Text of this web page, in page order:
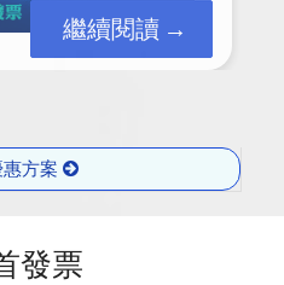
繼續閱讀
方案
發票